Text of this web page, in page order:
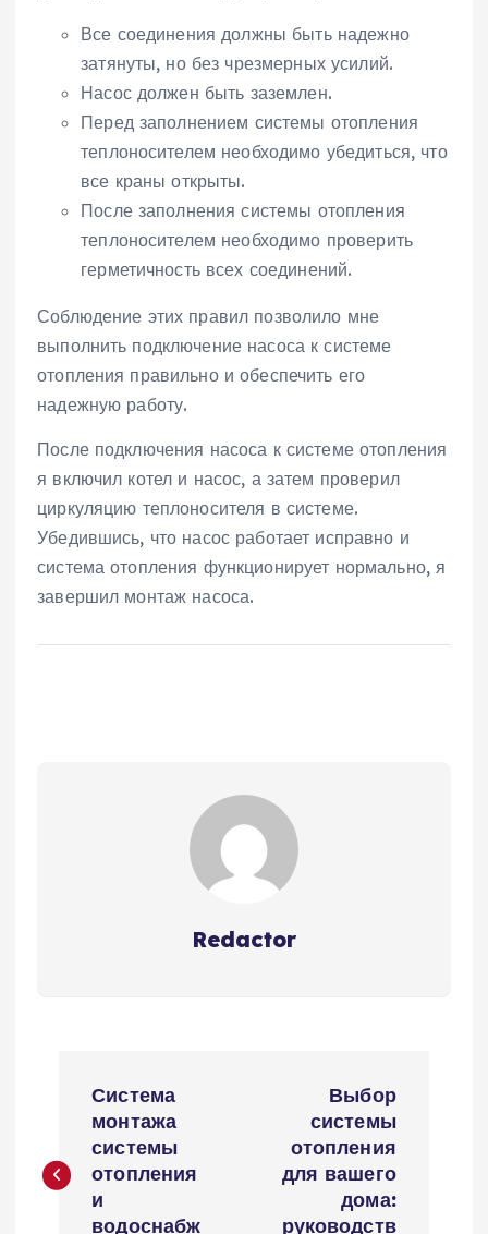
Все соединения должны быть надежно
затянуты, но без чрезмерных усилий.
Насос должен быть заземлен.
Перед заполнением системы отопления
теплоносителем необходимо убедиться, что
все краны открыты.
После заполнения системы отопления
теплоносителем необходимо проверить
герметичность всех соединений.
Соблюдение этих правил позволило мне
выполнить подключение насоса к системе
отопления правильно и обеспечить его
надежную работу.
После подключения насоса к системе отопления
я включил котел и насос, а затем проверил
циркуляцию теплоносителя в системе.
Убедившись, что насос работает исправно и
система отопления функционирует нормально, я
завершил монтаж насоса.
Redactor
в
Система
монтажа
системы
отопления
и
водоснабж
Выбор
системы
отопления
для вашего
дома:
руководств